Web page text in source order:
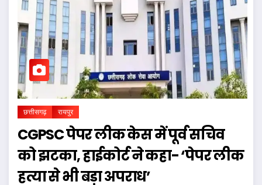
छत्तीसगढ़ रायपुर
CGPSC पेपर लीक केस में पूर्व सचिव
को झटका, हाईकोर्ट ने कहा- ‘पेपर लीक
हत्या से भी बड़ा अपराध’